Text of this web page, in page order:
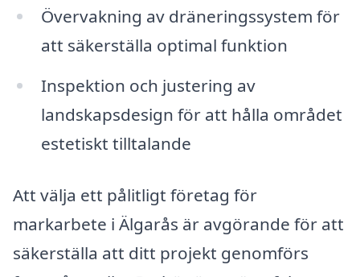
Övervakning av dräneringssystem för
att säkerställa optimal funktion
Inspektion och justering av
landskapsdesign för att hålla området
estetiskt tilltalande
Att välja ett pålitligt företag för
markarbete i Älgarås är avgörande för att
säkerställa att ditt projekt genomförs